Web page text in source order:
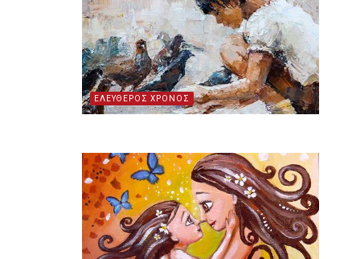
ΕΛΕΥΘΕΡΟΣ ΧΡΟΝΟΣ